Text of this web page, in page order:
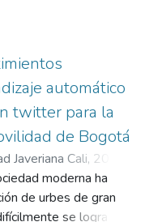
de la
a los gobiernos
de este
su atención y
crisis ambiental en
Dada esta
el amplio uso de
automático
como
proyecto tuvo
automático
twitter para la
de Bogotá
Javeriana Cali, 2023
Eduardo;Carbonell
;Peralta Alean,
Burbano, María
moderna ha
de urbes de gran
se logra